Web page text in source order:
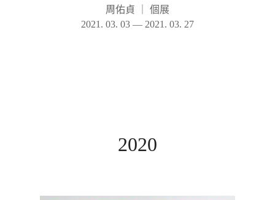
周佑貞
個展
2021. 03. 03 — 2021. 03. 27
2020